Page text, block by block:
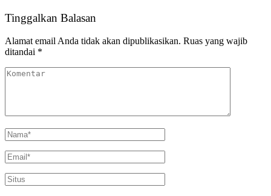
Tinggalkan Balasan
Alamat email Anda tidak akan dipublikasikan. Ruas yang wajib
ditandai *